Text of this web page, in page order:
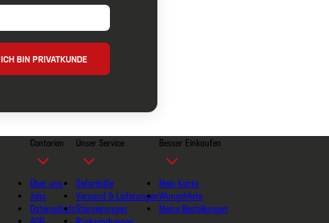
ICH BIN PRIVATKUNDE
Contorion
Über uns
Jobs
Datenschutz
AGB
Unser Service
Soforthilfe
Versand & Lieferungen
Stornierungen
Rücksendungen
Besser Einkaufen
Mein Konto
Wunschliste
Meine Bestellungen